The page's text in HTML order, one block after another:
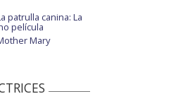
patrulla canina: La
película
Mary